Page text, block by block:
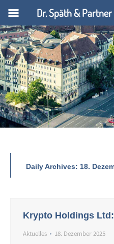
Daily Archives: 18.
Krypto Holdings
Aktuelles 18. Dezember 2025
Dr. Späth &